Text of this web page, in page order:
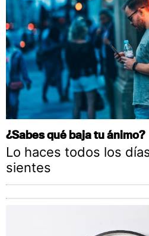
¿Sabes qué baja tu ánimo?
Lo haces todos los
sientes